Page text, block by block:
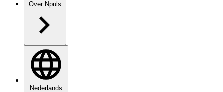
Over Npuls
Nederlands